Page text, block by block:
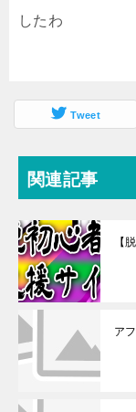
したわ
Tweet
関連記事
【
ア